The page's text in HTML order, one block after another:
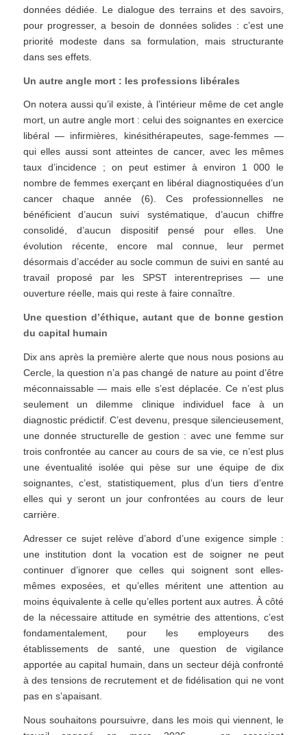
données dédiée. Le dialogue des terrains et des savoirs,
pour progresser, a besoin de données solides : c’est une
priorité modeste dans sa formulation, mais structurante
dans ses effets.
Un autre angle mort : les professions libérales
On notera aussi qu’il existe, à l’intérieur même de cet angle
mort, un autre angle mort : celui des soignantes en exercice
libéral — infirmières, kinésithérapeutes, sage-femmes —
qui elles aussi sont atteintes de cancer, avec les mêmes
taux d’incidence ; on peut estimer à environ 1 000 le
nombre de femmes exerçant en libéral diagnostiquées d’un
cancer chaque année (6). Ces professionnelles ne
bénéficient d’aucun suivi systématique, d’aucun chiffre
consolidé, d’aucun dispositif pensé pour elles. Une
évolution récente, encore mal connue, leur permet
désormais d’accéder au socle commun de suivi en santé au
travail proposé par les SPST interentreprises — une
ouverture réelle, mais qui reste à faire connaître.
Une question d’éthique, autant que de bonne gestion
du capital humain
Dix ans après la première alerte que nous nous posions au
Cercle, la question n’a pas changé de nature au point d’être
méconnaissable — mais elle s’est déplacée. Ce n’est plus
seulement un dilemme clinique individuel face à un
diagnostic prédictif. C’est devenu, presque silencieusement,
une donnée structurelle de gestion : avec une femme sur
trois confrontée au cancer au cours de sa vie, ce n’est plus
une éventualité isolée qui pèse sur une équipe de dix
soignantes, c’est, statistiquement, plus d’un tiers d’entre
elles qui y seront un jour confrontées au cours de leur
carrière.
Adresser ce sujet relève d’abord d’une exigence simple :
une institution dont la vocation est de soigner ne peut
continuer d’ignorer que celles qui soignent sont elles-
mêmes exposées, et qu’elles méritent une attention au
moins équivalente à celle qu’elles portent aux autres. À côté
de la nécessaire attitude en symétrie des attentions, c’est
fondamentalement, pour les employeurs des
établissements de santé, une question de vigilance
apportée au capital humain, dans un secteur déjà confronté
à des tensions de recrutement et de fidélisation qui ne vont
pas en s’apaisant.
Nous souhaitons poursuivre, dans les mois qui viennent, le